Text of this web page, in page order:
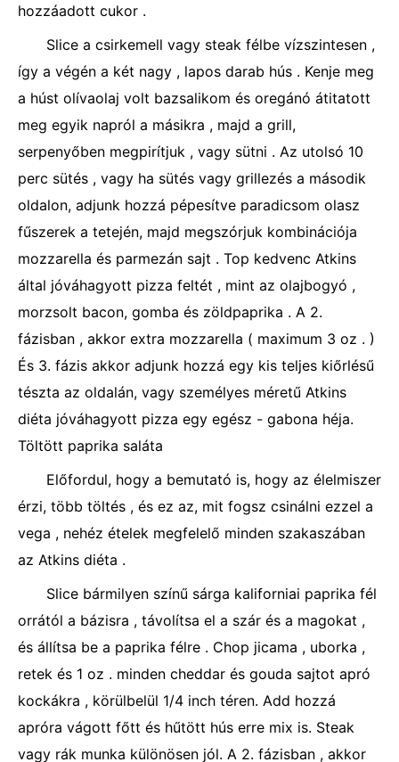
hozzáadott cukor .
Slice a csirkemell vagy steak félbe vízszintesen ,
így a végén a két nagy , lapos darab hús . Kenje meg
a húst olívaolaj volt bazsalikom és oregánó átitatott
meg egyik napról a másikra , majd a grill,
serpenyőben megpirítjuk , vagy sütni . Az utolsó 10
perc sütés , vagy ha sütés vagy grillezés a második
oldalon, adjunk hozzá pépesítve paradicsom olasz
fűszerek a tetején, majd megszórjuk kombinációja
mozzarella és parmezán sajt . Top kedvenc Atkins
által jóváhagyott pizza feltét , mint az olajbogyó ,
morzsolt bacon, gomba és zöldpaprika . A 2.
fázisban , akkor extra mozzarella ( maximum 3 oz . )
És 3. fázis akkor adjunk hozzá egy kis teljes kiőrlésű
tészta az oldalán, vagy személyes méretű Atkins
diéta jóváhagyott pizza egy egész - gabona héja.
Töltött paprika saláta
Előfordul, hogy a bemutató is, hogy az élelmiszer
érzi, több töltés , és ez az, mit fogsz csinálni ezzel a
vega , nehéz ételek megfelelő minden szakaszában
az Atkins diéta .
Slice bármilyen színű sárga kaliforniai paprika fél
orrától a bázisra , távolítsa el a szár és a magokat ,
és állítsa be a paprika félre . Chop jicama , uborka ,
retek és 1 oz . minden cheddar és gouda sajtot apró
kockákra , körülbelül 1/4 inch téren. Add hozzá
apróra vágott főtt és hűtött hús erre mix is. Steak
vagy rák munka különösen jól. A 2. fázisban , akkor